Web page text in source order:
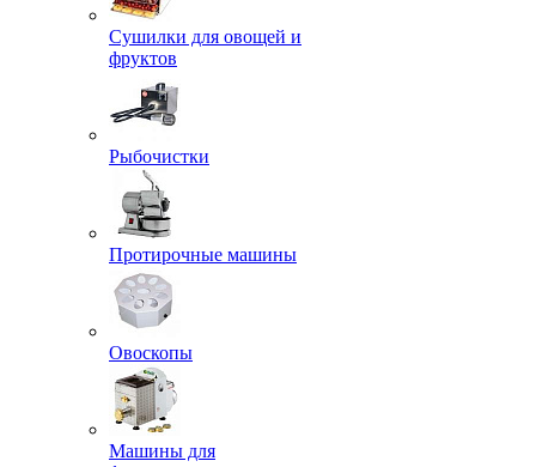
Сушилки для овощей и
фруктов
Рыбочистки
Протирочные машины
Овоскопы
Машины для